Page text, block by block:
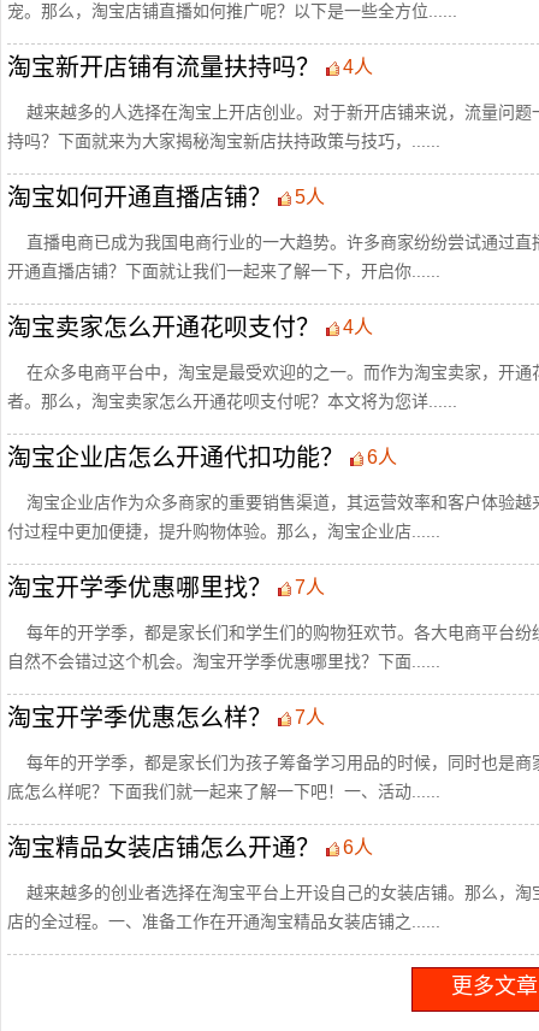
宠。那么，淘宝店铺直播如何推广呢？以下是一些全方位......
淘宝新开店铺有流量扶持吗？ 4人
越来越多的人选择在淘宝上开店创业。对于新开店铺来说，流量问
持吗？下面就来为大家揭秘淘宝新店扶持政策与技巧，......
淘宝如何开通直播店铺？ 5人
直播电商已成为我国电商行业的一大趋势。许多商家纷纷尝试通过
开通直播店铺？下面就让我们一起来了解一下，开启你......
淘宝卖家怎么开通花呗支付？ 4人
在众多电商平台中，淘宝是最受欢迎的之一。而作为淘宝卖家，开
者。那么，淘宝卖家怎么开通花呗支付呢？本文将为您详......
淘宝企业店怎么开通代扣功能？ 6人
淘宝企业店作为众多商家的重要销售渠道，其运营效率和客户体验
付过程中更加便捷，提升购物体验。那么，淘宝企业店......
淘宝开学季优惠哪里找？ 7人
每年的开学季，都是家长们和学生们的购物狂欢节。各大电商平台
自然不会错过这个机会。淘宝开学季优惠哪里找？下面......
淘宝开学季优惠怎么样？ 7人
每年的开学季，都是家长们为孩子筹备学习用品的时候，同时也是
底怎么样呢？下面我们就一起来了解一下吧！一、活动......
淘宝精品女装店铺怎么开通？ 6人
越来越多的创业者选择在淘宝平台上开设自己的女装店铺。那么，
店的全过程。一、准备工作在开通淘宝精品女装店铺之......
更多文